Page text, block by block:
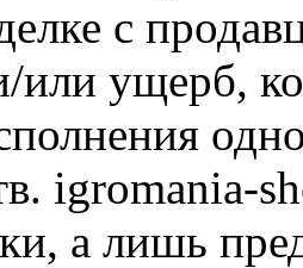
с
или ущерб,
igromania-
а лишь